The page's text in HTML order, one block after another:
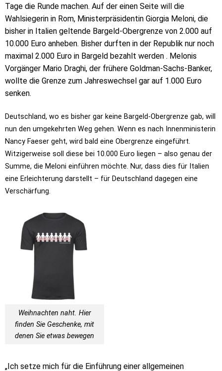
Tage die Runde machen. Auf der einen Seite will die
Wahlsiegerin in Rom, Ministerpräsidentin Giorgia Meloni, die
bisher in Italien geltende Bargeld-Ober­grenze von 2.000 auf
10.000 Euro anheben. Bisher durften in der Republik nur noch
maximal 2.000 Euro in Bargeld bezahlt werden . Melonis
Vorgänger Mario Draghi, der frühere Goldman-Sachs-Banker,
wollte die Grenze zum Jahreswechsel gar auf 1.000 Euro
senken.
Deutschland, wo es bisher gar keine Bargeld-Obergrenze gab, will
nun den umgekehrten Weg gehen. Wenn es nach Innenministerin
Nancy Faeser geht, wird bald eine Obergrenze eingeführt.
Witzigerweise soll diese bei 10.000 Euro liegen – also genau der
Summe, die Meloni einführen möchte. Nur, dass dies für Italien
eine Erleichterung darstellt – für Deutschland dagegen eine
Verschärfung.
Weihnachten naht. Hier
finden Sie Geschenke, mit
denen Sie etwas bewegen
„Ich setze mich für die Einführung einer allgemeinen